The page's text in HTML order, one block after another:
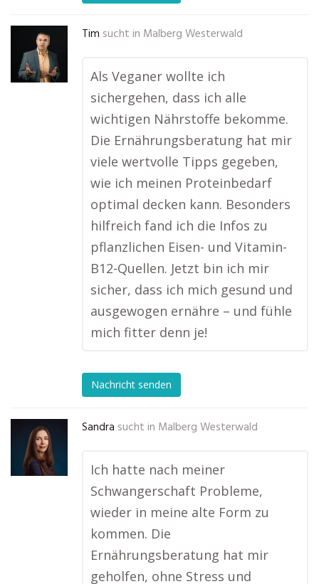
Tim sucht in Malberg Westerwald
Als Veganer wollte ich
sichergehen, dass ich alle
wichtigen Nährstoffe bekomme.
Die Ernährungsberatung hat mir
viele wertvolle Tipps gegeben,
wie ich meinen Proteinbedarf
optimal decken kann. Besonders
hilfreich fand ich die Infos zu
pflanzlichen Eisen- und Vitamin-
B12-Quellen. Jetzt bin ich mir
sicher, dass ich mich gesund und
ausgewogen ernähre – und fühle
mich fitter denn je!
Nachricht senden
Sandra sucht in Malberg Westerwald
Ich hatte nach meiner
Schwangerschaft Probleme,
wieder in meine alte Form zu
kommen. Die
Ernährungsberatung hat mir
geholfen, ohne Stress und